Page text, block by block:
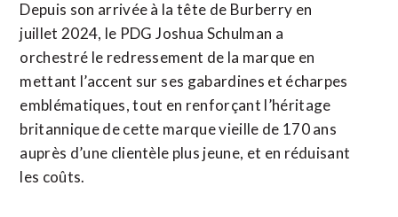
Depuis son arrivée à la tête de Burberry en
juillet 2024, le PDG ⁠Joshua ‌Schulman a
orchestré le redressement de la marque en
mettant l’accent sur ⁠ses gabardines et écharpes
emblématiques, tout en renforçant l’héritage ​
britannique de ​cette marque vieille de 170 ans
auprès d’une clientèle plus jeune, et en réduisant
​les coûts.